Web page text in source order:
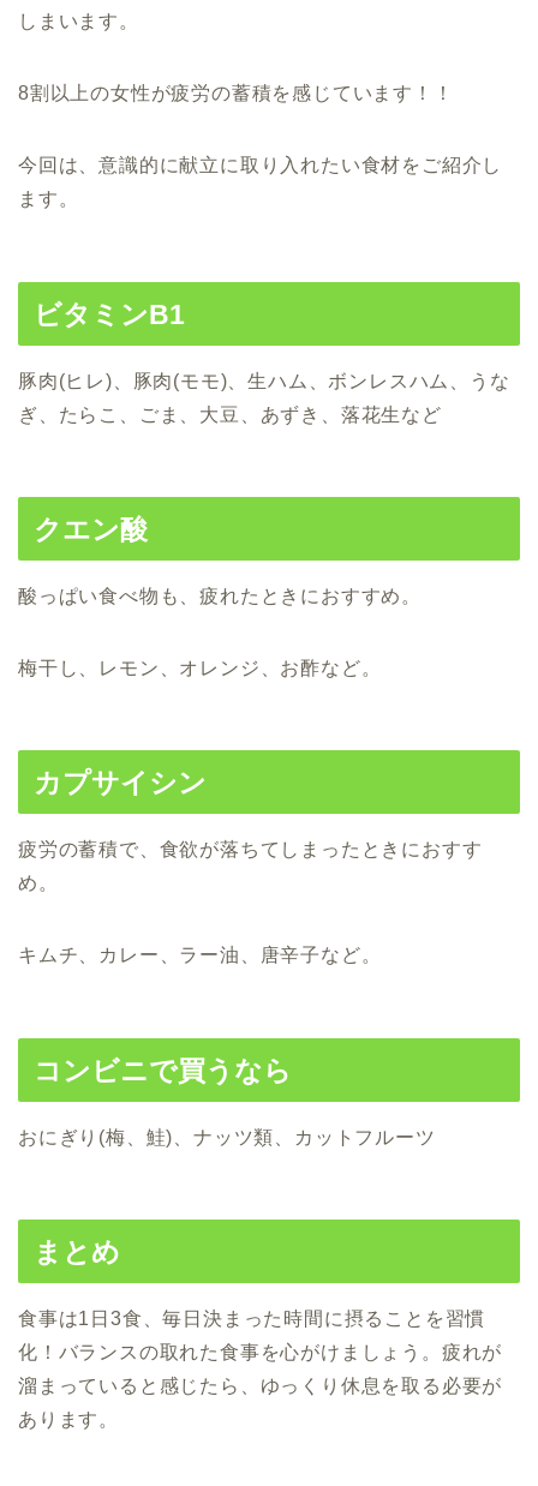
しまいます。
8割以上の女性が疲労の蓄積を感じています！！
今回は、意識的に献立に取り入れたい食材をご紹介し
ます。
ビタミンB1
豚肉(ヒレ)、豚肉(モモ)、生ハム、ボンレスハム、うな
ぎ、たらこ、ごま、大豆、あずき、落花生など
クエン酸
酸っぱい食べ物も、疲れたときにおすすめ。
梅干し、レモン、オレンジ、お酢など。
カプサイシン
疲労の蓄積で、 食欲が落ちてしまったときにおすす
め。
キムチ、カレー、ラー油、唐辛子など。
コンビニで買うなら
おにぎり(梅、鮭)、ナッツ類、カットフルーツ
まとめ
食事は1日3食、毎日決まった時間に摂ることを習慣
化！ バランスの取れた食事を心がけましょう。 疲れが
溜まっていると感じたら、 ゆっくり休息を取る必要が
あります。